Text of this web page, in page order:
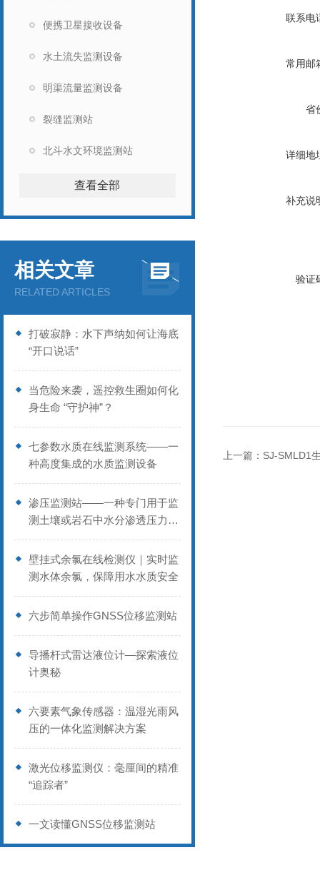
便携卫星接收设备
水土流失监测设备
明渠流量监测设备
裂缝监测站
北斗水文环境监测站
查看全部
相关文章
RELATED ARTICLES
打破寂静：水下声纳如何让海底
“开口说话”
当危险来袭，遥控救生圈如何化
身生命 “守护神”？
七参数水质在线监测系统——一
种高度集成的水质监测设备
渗压监测站——一种专门用于监
测土壤或岩石中水分渗透压力的
设备
壁挂式余氯在线检测仪｜实时监
测水体余氯，保障用水水质安全
六步简单操作GNSS位移监测站
导播杆式雷达液位计—探索液位
计奥秘
六要素气象传感器：温湿光雨风
压的一体化监测解决方案
激光位移监测仪：毫厘间的精准
“追踪者”
一文读懂GNSS位移监测站
联系电
常用邮
省
详细地
补充说
验证
上一篇： SJ-SMLD1